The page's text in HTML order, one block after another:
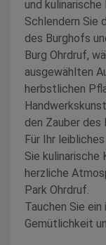
und
Schlendern Sie
des Burghofs
Burg Ohrdruf,
ausgewählten
herbstlichen
den Zauber des
Für Ihr
Sie kulinarische
herzliche
Park Ohrdruf.
Tauchen Sie
Gemütlichkeit